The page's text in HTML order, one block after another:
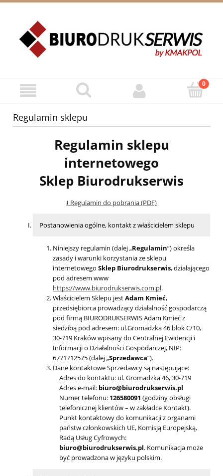
Regulamin sklepu
Regulamin sklepu
internetowego
Sklep Biurodrukserwis
⭳ Regulamin do pobrania (PDF)
Postanowienia ogólne, kontakt z właścicielem sklepu
Niniejszy regulamin (dalej „Regulamin”) określa
zasady i warunki korzystania ze sklepu
internetowego Sklep Biurodrukserwis, działającego
pod adresem www
https://www.biurodrukserwis.com.pl.
Właścicielem Sklepu jestAdam Kmieć,
przedsiębiorca prowadzący działalność gospodarczą
pod firmą BIURODRUKSERWIS Adam Kmieć z
siedzibą pod adresem: ul.Gromadzka 46 blok C/10,
30-719 Kraków wpisany do Centralnej Ewidencji i
Informacji o Działalności Gospodarczej, NIP:
6771712575 (dalej „Sprzedawca”).
Dane kontaktowe Sprzedawcy są następujące:
Adres do kontaktu: ul. Gromadzka 46, 30-719
Adres e-mail: biuro@biurodrukserwis.pl
Numer telefonu: 126580091 (godziny obsługi
telefonicznej klientów – w zakładce Kontakt).
Punkt kontaktowy do komunikacji z organami
państw członkowskich UE, Komisją Europejską,
Radą Usług Cyfrowych:
biuro@biurodrukserwis.pl. Komunikacja może
być prowadzona w języku polskim.